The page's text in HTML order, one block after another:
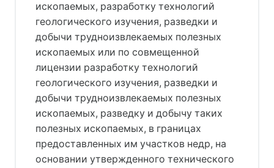
ископаемых, разработку технологий
геологического изучения, разведки и
добычи трудноизвлекаемых полезных
ископаемых или по совмещенной
лицензии разработку технологий
геологического изучения, разведки и
добычи трудноизвлекаемых полезных
ископаемых, разведку и добычу таких
полезных ископаемых, в границах
предоставленных им участков недр, на
основании утвержденного технического